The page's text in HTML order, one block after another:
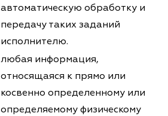
автоматическую обработку и
передачу таких заданий
исполнителю.
любая информация,
относящаяся к прямо или
косвенно определенному или
определяемому физическому